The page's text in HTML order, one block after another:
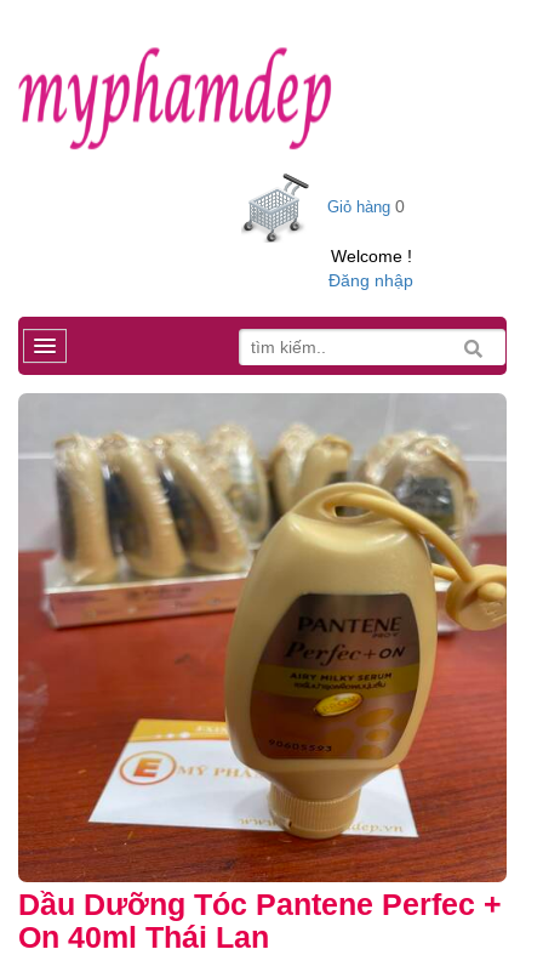
Giỏ hàng 0
Welcome !
Đăng nhập
Dầu Dưỡng Tóc Pantene Perfec +
On 40ml Thái Lan